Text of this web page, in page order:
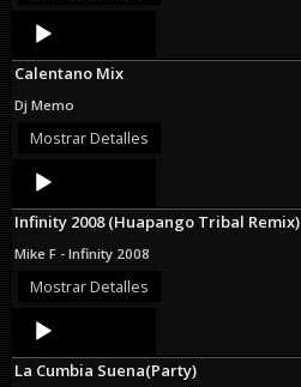
Audio
Player
Calentano Mix
Dj Memo
Mostrar Detalles
Audio
Player
Infinity 2008 (Huapango Tribal Remix)
Mike F - Infinity 2008
Mostrar Detalles
Audio
Player
La Cumbia Suena(Party)